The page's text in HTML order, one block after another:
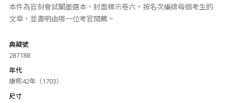
本件為官刻會試闈墨選本，封面標示卷六，按名次編排每個考生的
文章，並書明由哪一位考官閱薦。
典藏號
287188
年代
康熙42年（1703）
尺寸